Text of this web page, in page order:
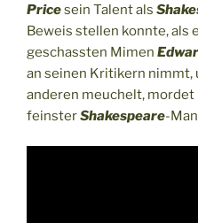
Pricesein Talent als
Beweis stellen konnte, als
geschassten Mimen
an seinen Kritikern nimmt,
anderen meuchelt, mordet
feinsterShakespeare-